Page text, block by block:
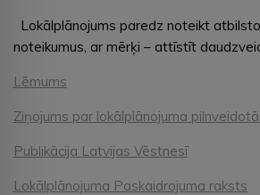
Lokālplānojums paredz noteikt
noteikumus, ar mērķi – attīstīt
Lēmums
Ziņojums par lokālplānojuma
Publikācija Latvijas Vēstnesī
Lokālplānojuma Paskaidrojuma raksts